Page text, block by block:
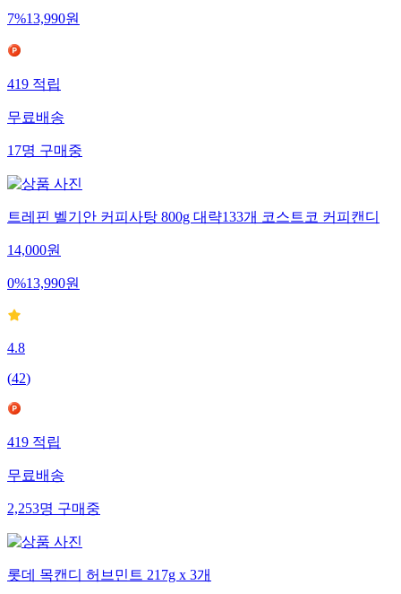
7%13,990원
419적립
무료배송
17명구매중
트레핀 벨기안 커피사탕 800g 대략133개 코스트코 커피캔디
14,000원
0%13,990원
4.8
(42)
419적립
무료배송
2,253명구매중
롯데 목캔디 허브민트 217g x 3개